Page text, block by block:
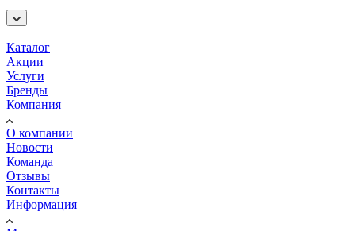
Каталог
Акции
Услуги
Бренды
Компания
О компании
Новости
Команда
Отзывы
Контакты
Информация